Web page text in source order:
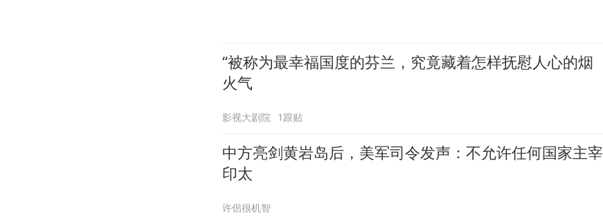
“被称为最幸福国度的芬兰，究竟藏着怎样抚慰人心的烟
火气
影视大剧院 1跟贴
中方亮剑黄岩岛后，美军司令发声：不允许任何国家主宰
印太
许侶很机智